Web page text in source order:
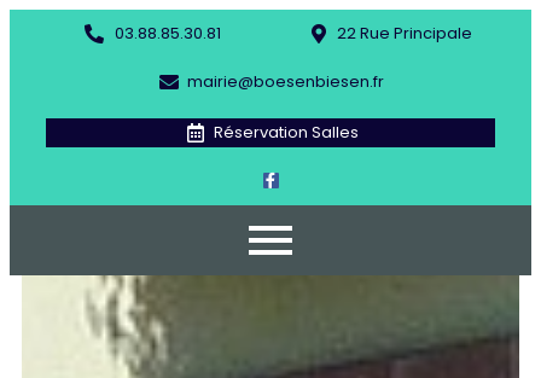
03.88.85.30.81 22 Rue Principale
mairie@boesenbiesen.fr
Réservation Salles